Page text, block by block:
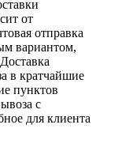
от
отправка
вариантом,
в кратчайшие
пунктов
с
для клиента